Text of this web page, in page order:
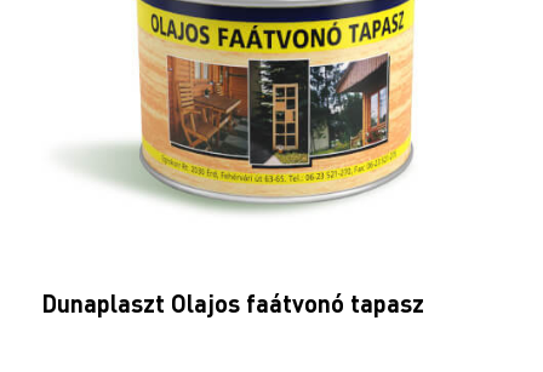
Dunaplaszt Olajos faátvonó tapasz